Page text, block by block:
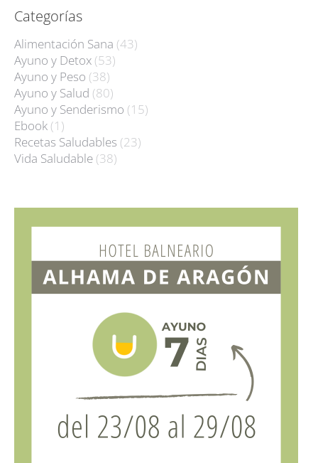
Categorías
Alimentación Sana (43)
Ayuno y Detox (53)
Ayuno y Peso (38)
Ayuno y Salud (80)
Ayuno y Senderismo (15)
Ebook (1)
Recetas Saludables (23)
Vida Saludable (38)